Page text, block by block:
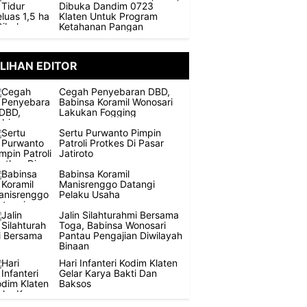
Dibuka Dandim 0723
Klaten Untuk Program
Ketahanan Pangan
EDITOR
Cegah Penyebaran DBD,
Babinsa Koramil Wonosari
Lakukan Fogging
Sertu Purwanto Pimpin
Patroli Protkes Di Pasar
Jatiroto
Babinsa Koramil
Manisrenggo Datangi
Pelaku Usaha
Jalin Silahturahmi Bersama
Toga, Babinsa Wonosari
Pantau Pengajian Diwilayah
Binaan
Hari Infanteri Kodim Klaten
Gelar Karya Bakti Dan
Baksos